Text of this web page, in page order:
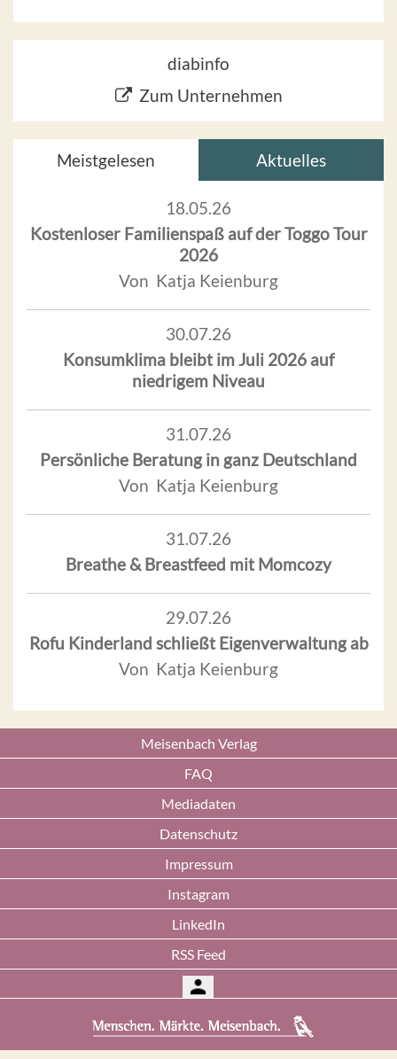
diabinfo
Zum Unternehmen
Meistgelesen Aktuelles
18.05.26
Kostenloser Familienspaß auf der Toggo Tour
2026
Von Katja Keienburg
30.07.26
Konsumklima bleibt im Juli 2026 auf
niedrigem Niveau
31.07.26
Persönliche Beratung in ganz Deutschland
Von Katja Keienburg
31.07.26
Breathe & Breastfeed mit Momcozy
29.07.26
Rofu Kinderland schließt Eigenverwaltung ab
Von Katja Keienburg
Meisenbach Verlag
FAQ
Mediadaten
Datenschutz
Impressum
Instagram
LinkedIn
RSS Feed